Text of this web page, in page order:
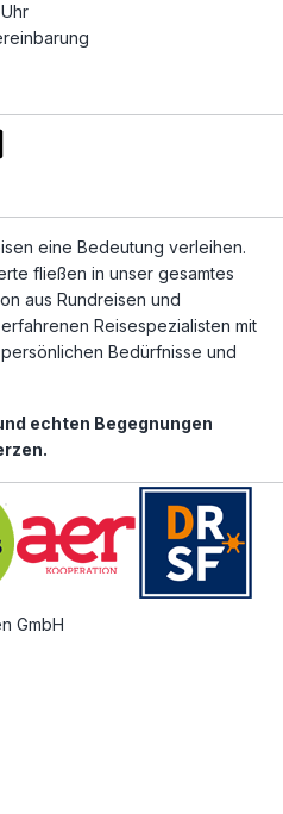
eine Bedeutung verleihen.
fließen in unser gesamtes
aus Rundreisen und
Reisespezialisten mit
Bedürfnisse und
echten Begegnungen
GmbH